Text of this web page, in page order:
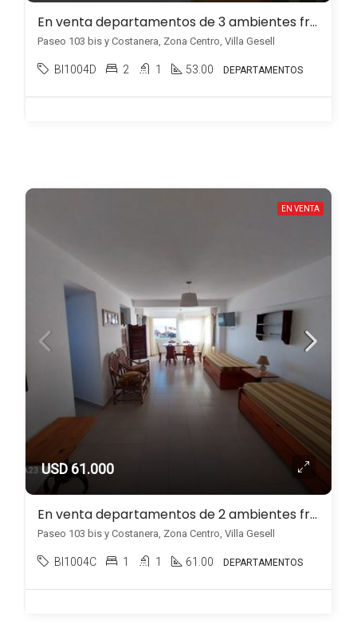
En venta departamentos de 3 ambientes frente al mar en Zona Centro, Villa Gesell
Paseo 103 bis y Costanera, Zona Centro, Villa Gesell
BI1004D 2 1 53.00 DEPARTAMENTOS
EN VENTA
USD 61.000
En venta departamentos de 2 ambientes frente al mar en Zona Centro, Villa Gesell
Paseo 103 bis y Costanera, Zona Centro, Villa Gesell
BI1004C 1 1 61.00 DEPARTAMENTOS